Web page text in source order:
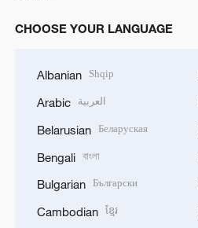
CHOOSE YOUR LANGUAGE
Albanian Shqip
Arabic العربية
Belarusian Беларуская
Bengali বাংলা
Bulgarian Български
Cambodian ខ្មែរ